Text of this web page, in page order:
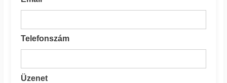
Telefonszám
Üzenet